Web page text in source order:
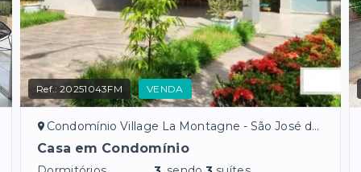
Ref.:20251043FM VENDA
Condomínio Village La Montagne - São José do Rio Preto/SP
Casa em Condomínio